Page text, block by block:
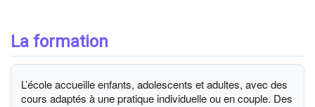
La formation
L’école accueille enfants, adolescents et adultes, avec des
cours adaptés à une pratique individuelle ou en couple. Des